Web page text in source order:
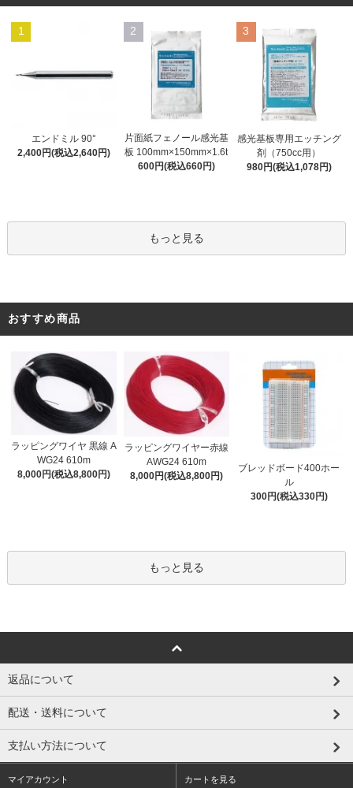
1
エンドミル 90°
2,400円(税込2,640円)
2
片面紙フェノール感光基
板 100mm×150mm×1.6t
600円(税込660円)
3
感光基板専用エッチング
剤（750cc用）
980円(税込1,078円)
もっと見る
おすすめ商品
ラッピングワイヤ 黒線 A
WG24 610m
8,000円(税込8,800円)
ラッピングワイヤー赤線
AWG24 610m
8,000円(税込8,800円)
ブレッドボード400ホー
ル
300円(税込330円)
もっと見る
返品について
配送・送料について
支払い方法について
マイアカウント カートを見る